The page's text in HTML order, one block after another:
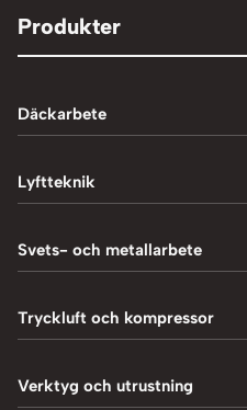
Produkter
Däckarbete
Balanseringsmaskiner
Chockluftare
Däckmaskiner
Lyftteknik
1-Pelarlyft
4-Pelarlyft
Saxlyft - Låglyft
Svets- och metallarbete
Induktionsvärmare
Tryckluft och kompressor
Blästring
Verktyg och utrustning